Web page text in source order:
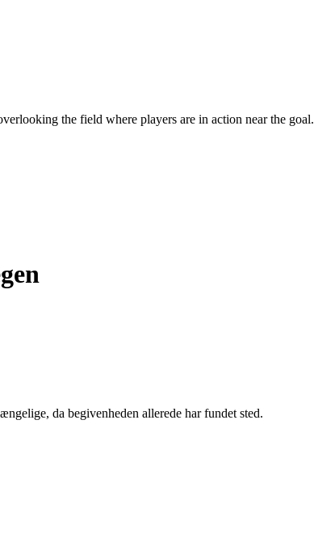
da begivenheden allerede har fundet sted.